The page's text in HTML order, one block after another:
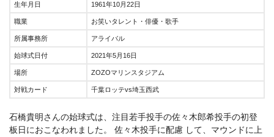
生年月日 1961年10月22日
職業 お笑いタレント・俳優・歌手
所属事務所 アライバル
始球式日付 2021年5月16日
場所 ZOZOマリンスタジアム
対戦カード 千葉ロッテvs埼玉西武
石橋貴明さんの始球式は、注目若手投手の佐々木郎希投手の初登
板日におこなわれました。 佐々木投手に配慮 して、マウンドに上